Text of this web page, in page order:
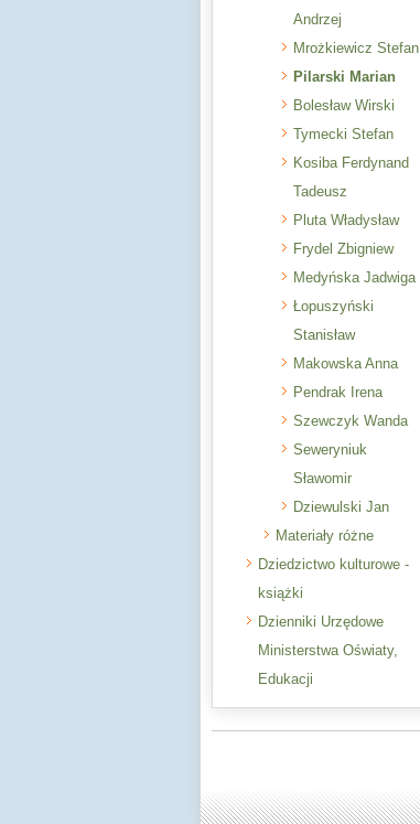
Andrzej
Mrożkiewicz Stefan
Pilarski Marian
Bolesław Wirski
Tymecki Stefan
Kosiba Ferdynand
Tadeusz
Pluta Władysław
Frydel Zbigniew
Medyńska Jadwiga
Łopuszyński
Stanisław
Makowska Anna
Pendrak Irena
Szewczyk Wanda
Seweryniuk
Sławomir
Dziewulski Jan
Materiały różne
Dziedzictwo kulturowe -
książki
Dzienniki Urzędowe
Ministerstwa Oświaty,
Edukacji